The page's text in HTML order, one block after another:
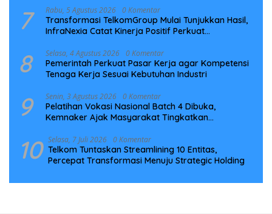
7 Rabu, 5 Agustus 2026 0 Komentar
Transformasi TelkomGroup Mulai Tunjukkan Hasil,
InfraNexia Catat Kinerja Positif Perkuat
8 Selasa, 4 Agustus 2026 0 Komentar
Pemerintah Perkuat Pasar Kerja agar Kompetensi
Tenaga Kerja Sesuai Kebutuhan Industri
9 Senin, 3 Agustus 2026 0 Komentar
Pelatihan Vokasi Nasional Batch 4 Dibuka,
Kemnaker Ajak Masyarakat Tingkatkan
10 Selasa, 7 Juli 2026 0 Komentar
Telkom Tuntaskan Streamlining 10 Entitas,
Percepat Transformasi Menuju Strategic Holding